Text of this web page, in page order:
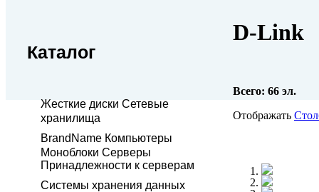
Каталог
Жесткие диски Сетевые
хранилища
BrandName Компьютеры
Моноблоки Серверы
Принадлежности к серверам
Системы хранения данных
D-Link
Всего: 66 эл.
Отображать